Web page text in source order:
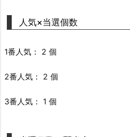
人気×当選個数
1番人気： 2 個
2番人気： 2 個
3番人気： 1 個